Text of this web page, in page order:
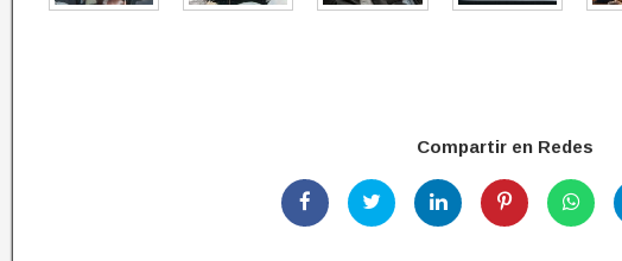
Compartir en Redes